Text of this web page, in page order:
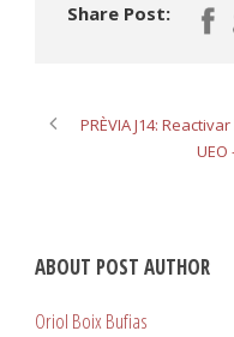
Share Post:
PRÈVIA J14:
ABOUT POST AUTHOR
Oriol Boix Bufias